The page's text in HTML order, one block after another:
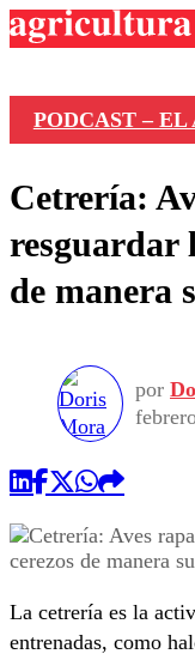
Colo
PODCAST – EL
Cetrería:
resguardar
de manera
por
La cetrería es la
entrenadas, como